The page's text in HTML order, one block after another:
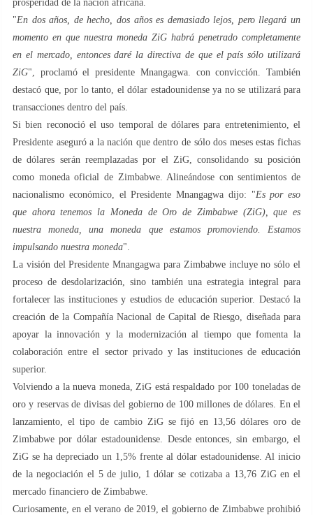
prosperidad de la nación africana.
"En dos años, de hecho, dos años es demasiado lejos, pero llegará un
momento en que nuestra moneda ZiG habrá penetrado completamente
en el mercado, entonces daré la directiva de que el país sólo utilizará
ZiG", proclamó el presidente Mnangagwa. con convicción. También
destacó que, por lo tanto, el dólar estadounidense ya no se utilizará para
transacciones dentro del país.
Si bien reconoció el uso temporal de dólares para entretenimiento, el
Presidente aseguró a la nación que dentro de sólo dos meses estas fichas
de dólares serán reemplazadas por el ZiG, consolidando su posición
como moneda oficial de Zimbabwe. Alineándose con sentimientos de
nacionalismo económico, el Presidente Mnangagwa dijo: "Es por eso
que ahora tenemos la Moneda de Oro de Zimbabwe (ZiG), que es
nuestra moneda, una moneda que estamos promoviendo. Estamos
impulsando nuestra moneda".
La visión del Presidente Mnangagwa para Zimbabwe incluye no sólo el
proceso de desdolarización, sino también una estrategia integral para
fortalecer las instituciones y estudios de educación superior. Destacó la
creación de la Compañía Nacional de Capital de Riesgo, diseñada para
apoyar la innovación y la modernización al tiempo que fomenta la
colaboración entre el sector privado y las instituciones de educación
superior.
Volviendo a la nueva moneda, ZiG está respaldado por 100 toneladas de
oro y reservas de divisas del gobierno de 100 millones de dólares. En el
lanzamiento, el tipo de cambio ZiG se fijó en 13,56 dólares oro de
Zimbabwe por dólar estadounidense. Desde entonces, sin embargo, el
ZiG se ha depreciado un 1,5% frente al dólar estadounidense. Al inicio
de la negociación el 5 de julio, 1 dólar se cotizaba a 13,76 ZiG en el
mercado financiero de Zimbabwe.
Curiosamente, en el verano de 2019, el gobierno de Zimbabwe prohibió